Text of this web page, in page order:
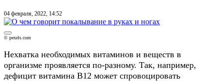
04 февраля, 2022, 14:52
© pexels.com
Нехватка необходимых витаминов и веществ в
организме проявляется по-разному. Так, например,
дефицит витамина В12 может спровоцировать